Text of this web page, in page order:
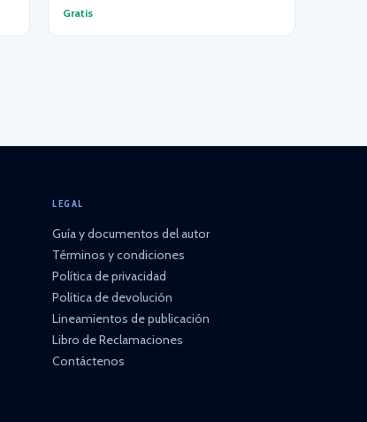
Gratis
LEGAL
Guía y documentos del autor
Términos y condiciones
Política de privacidad
Política de devolución
Lineamientos de publicación
Libro de Reclamaciones
Contáctenos